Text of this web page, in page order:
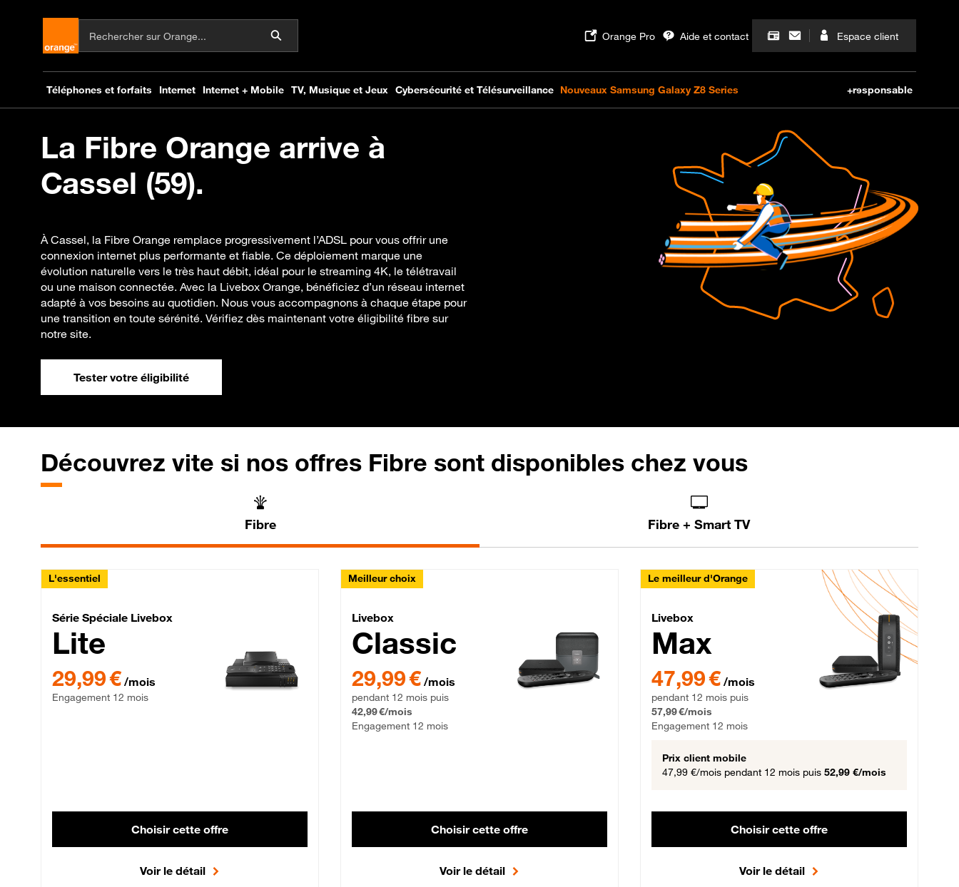
La Fibre Orange arrive à
Cassel (59).
À Cassel, la Fibre Orange remplace progressivement l’ADSL pour vous offrir une
connexion internet plus performante et fiable. Ce déploiement marque une
évolution naturelle vers le très haut débit, idéal pour le streaming 4K, le télétravail
ou une maison connectée. Avec la Livebox Orange, bénéficiez d’un réseau internet
adapté à vos besoins au quotidien. Nous vous accompagnons à chaque étape pour
une transition en toute sérénité. Vérifiez dès maintenant votre éligibilité fibre sur
notre site.
Tester votre éligibilité
Découvrez vite si nos offres Fibre sont disponibles chez vous
Fibre Fibre + Smart TV
L'essentiel
Série Spéciale Livebox Lite Fibre
Série Spéciale Livebox
Lite
29,99 € par mois , Engagement 12 mois
29,99 € /mois
Engagement 12 mois
Choisir cette offre
Voir le détail
Meilleur choix
Livebox Classic Fibre
Livebox
Classic
29,99 € par mois pendant 12 mois puis 42,99 € par mois, Engagement 12 mois
29,99 € /mois
pendant 12 mois puis
42,99 €/mois
Engagement 12 mois
Choisir cette offre
Voir le détail
Le meilleur d'Orange
Livebox Max Fibre
Livebox
Max
47,99 € par mois pendant 12 mois puis 57,99 € par mois,
47,99 € /mois
pendant 12 mois puis
57,99 €/mois
Engagement 12 mois
Prix client mobile
47,99 €/mois pendant 12 mois puis 52,99 €/mois
Choisir cette offre
Voir le détail